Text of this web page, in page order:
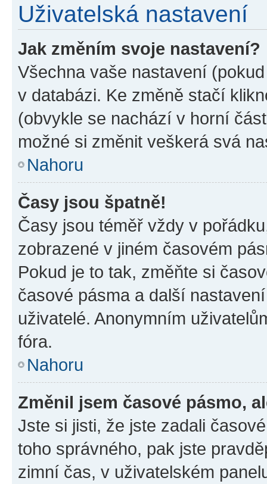
Uživatelská nastavení
Jak změním svoje nastavení?
Všechna vaše nastavení
v databázi. Ke změně stačí
(obvykle se nachází v horní
možné si změnit veškerá svá
Nahoru
Časy jsou špatně!
Časy jsou téměř vždy v
zobrazené v jiném časovém
Pokud je to tak, změňte si
časové pásma a další
uživatelé. Anonymním
fóra.
Nahoru
Změnil jsem časové pásmo,
Jste si jisti, že jste zadali
toho správného, pak jste
zimní čas, v uživatelském